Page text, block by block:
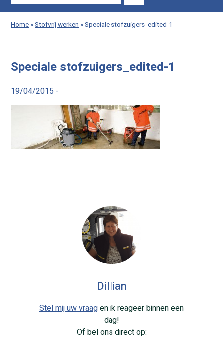
Home»Stofvrij werken»Speciale stofzuigers_edited-1
Speciale stofzuigers_edited-1
19/04/2015 -
Dillian
Stel mij uw vraagen ik reageer binnen een
dag!
Of bel ons direct op: